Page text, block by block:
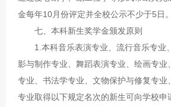
金每年10月份评定并全校公示不少于5日。
七、本科新生奖学金颁发原则
1.本科音乐表演专业、流行音乐专业
影与制作专业、舞蹈表演专业、绘画专业
专业、书法学专业、文物保护与修复专业
专业取得以下规定名次的新生可向学校申